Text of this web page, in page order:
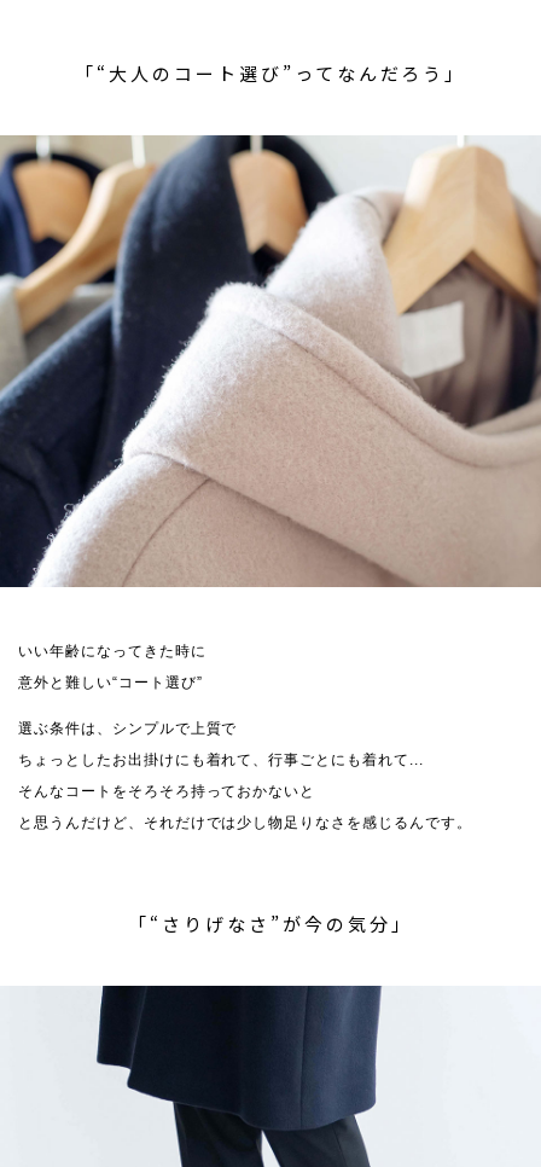
「“大人のコート選び”ってなんだろう」
いい年齢になってきた時に
意外と難しい“コート選び”
選ぶ条件は、シンプルで上質で
ちょっとしたお出掛けにも着れて、行事ごとにも着れて...
そんなコートをそろそろ持っておかないと
と思うんだけど、それだけでは少し物足りなさを感じるんです。
「“さりげなさ”が今の気分」